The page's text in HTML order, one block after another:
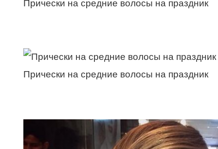
Прически на средние волосы на праздник
Прически на средние волосы на праздник